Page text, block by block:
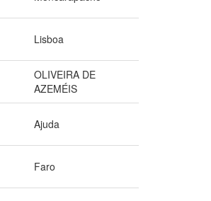
Lisboa
OLIVEIRA DE
AZEMÉIS
Ajuda
Faro